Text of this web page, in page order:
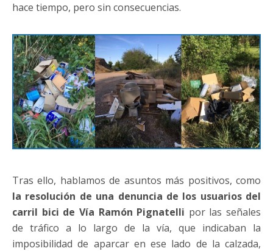
hace tiempo, pero sin consecuencias.
Tras ello, hablamos de asuntos más positivos, como
la resolución de una denuncia de los usuarios del
carril bici de Vía Ramón Pignatelli por las señales
de tráfico a lo largo de la vía, que indicaban la
imposibilidad de aparcar en ese lado de la calzada,